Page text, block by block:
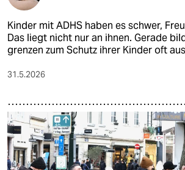
Kinder mit ADHS haben es schwer,
Das liegt nicht nur an ihnen. Gerade
grenzen zum Schutz ihrer Kinder oft
31.5.2026